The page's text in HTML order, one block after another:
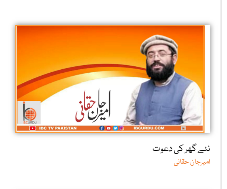
نئے گھر کی دعوت
امیرجان حقانی